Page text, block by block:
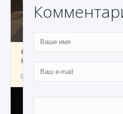
Как исправить
Honor
9 августа 2024